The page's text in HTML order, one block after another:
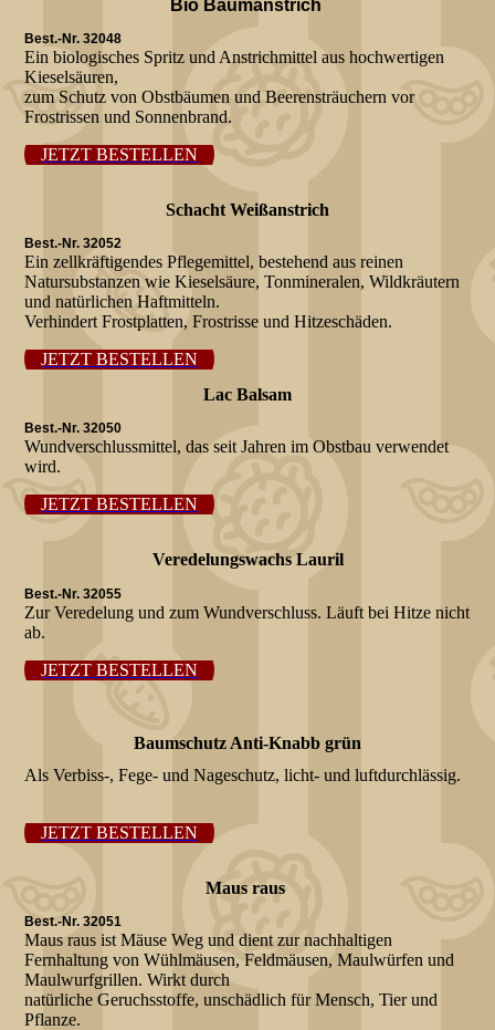
Bio Baumanstrich
Best.-Nr. 32048
Ein biologisches Spritz und Anstrichmittel aus hochwertigen
Kieselsäuren,
zum Schutz von Obstbäumen und Beerensträuchern vor
Frostrissen und Sonnenbrand.
JETZT BESTELLEN
Schacht Weißanstrich
Best.-Nr. 32052
Ein zellkräftigendes Pflegemittel, bestehend aus reinen
Natursubstanzen wie Kieselsäure, Tonmineralen, Wildkräutern
und natürlichen Haftmitteln.
Verhindert Frostplatten, Frostrisse und Hitzeschäden.
JETZT BESTELLEN
Lac Balsam
Best.-Nr. 32050
Wundverschlussmittel, das seit Jahren im Obstbau verwendet
wird.
JETZT BESTELLEN
Veredelungswachs Lauril
Best.-Nr. 32055
Zur Veredelung und zum Wundverschluss. Läuft bei Hitze nicht
ab.
JETZT BESTELLEN
Baumschutz Anti-Knabb grün
Als Verbiss-, Fege- und Nageschutz, licht- und luftdurchlässig.
JETZT BESTELLEN
Maus raus
Best.-Nr. 32051
Maus raus ist Mäuse Weg und dient zur nachhaltigen
Fernhaltung von Wühlmäusen, Feldmäusen, Maulwürfen und
Maulwurfgrillen. Wirkt durch
natürliche Geruchsstoffe, unschädlich für Mensch, Tier und
Pflanze.